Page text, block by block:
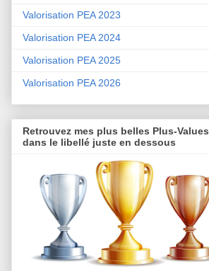
Valorisation PEA 2023
Valorisation PEA 2024
Valorisation PEA 2025
Valorisation PEA 2026
Retrouvez mes plus belles Plus-Values
dans le libellé juste en dessous